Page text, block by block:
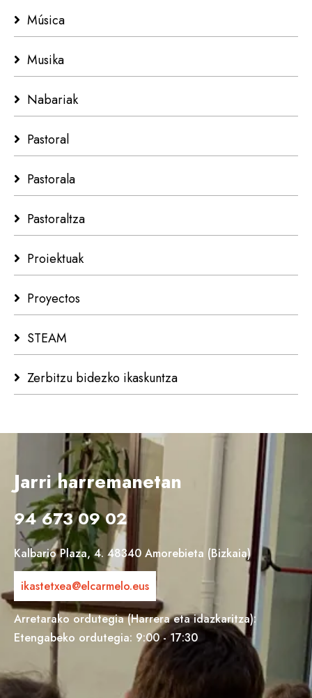
Música
Musika
Nabariak
Pastoral
Pastorala
Pastoraltza
Proiektuak
Proyectos
STEAM
Zerbitzu bidezko ikaskuntza
Jarri harremanetan
94 673 09 02
Kalbario Plaza, 4. 48340 Amorebieta (Bizkaia)
ikastetxea@elcarmelo.eus
Arretarako ordutegia (Harrera eta idazkaritza):
Etengabeko ordutegia: 9:00 - 17:30